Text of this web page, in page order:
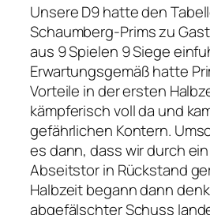
Unsere D9 hatte den
Schaumberg-Prims zu
aus 9 Spielen 9 Siege
Erwartungsgemäß hatte
Vorteile in der ersten
kämpferisch voll da und
gefährlichen Kontern.
es dann, dass wir durch
Abseitstor in Rückstand
Halbzeit begann dann
abgefälschter Schuss